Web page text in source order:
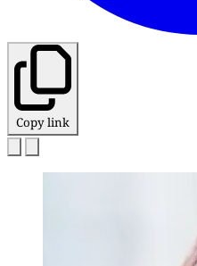
Copy link